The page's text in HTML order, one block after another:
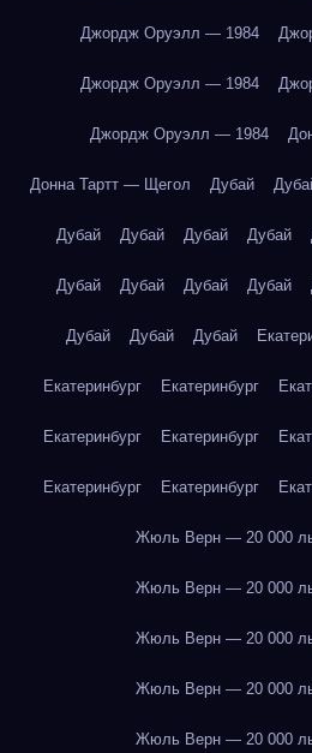
Джордж Оруэлл — 1984
Джордж Оруэлл — 1984
Джордж Оруэлл — 1984
Донна Тартт — Щегол Дубай
Дубай Дубай Дубай Дубай
Дубай Дубай Дубай Дубай
Дубай Дубай Дубай
Екатеринбург Екатеринбург
Екатеринбург Екатеринбург
Екатеринбург Екатеринбург
Жюль Верн — 20 000
Жюль Верн — 20 000
Жюль Верн — 20 000
Жюль Верн — 20 000
Жюль Верн — 20 000